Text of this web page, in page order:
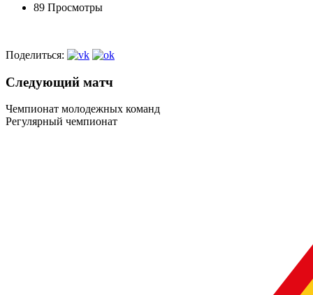
89 Просмотры
Поделиться:
Следующий матч
Чемпионат молодежных команд
Регулярный чемпионат